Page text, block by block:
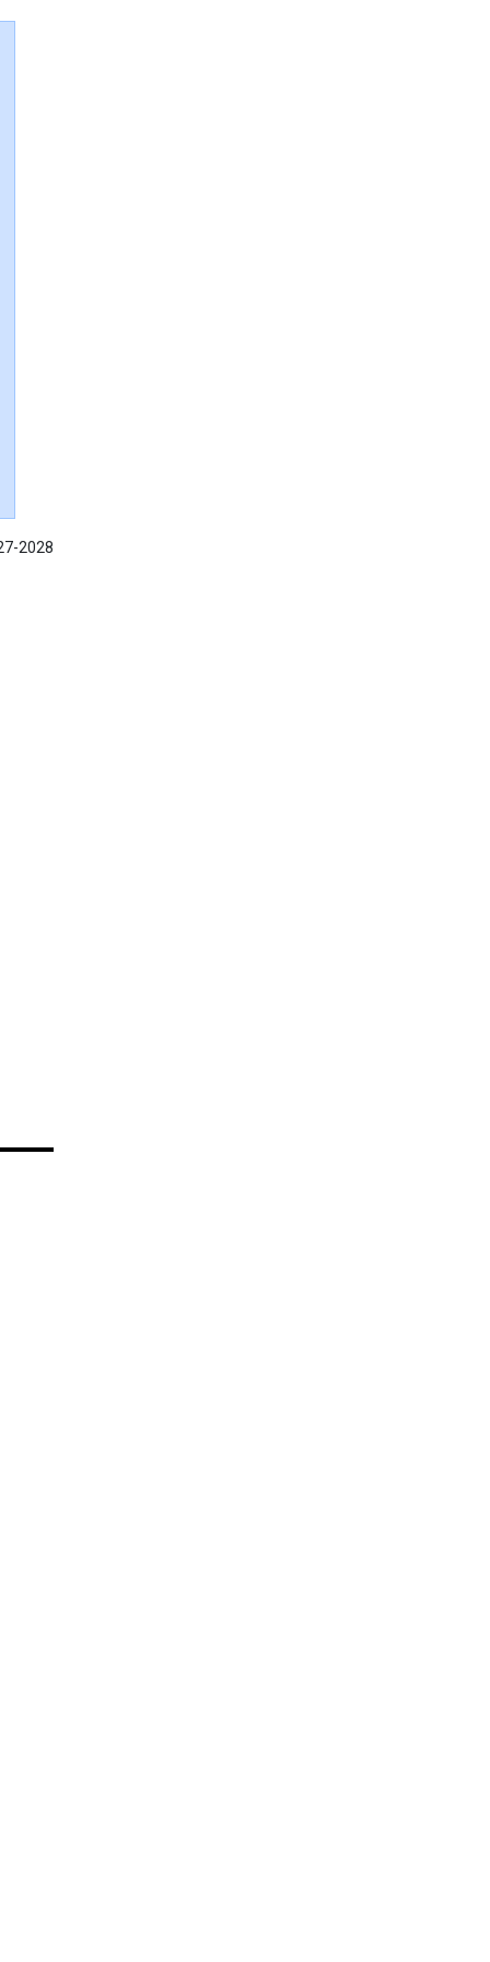
2028